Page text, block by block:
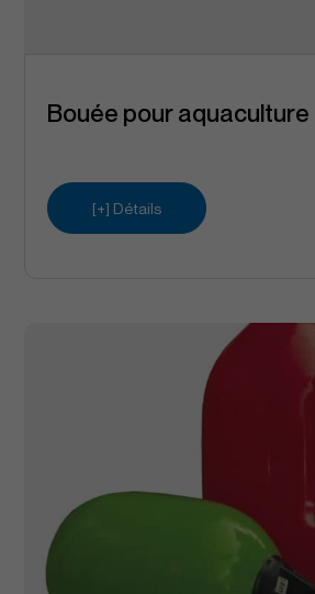
Bouée pour aquaculture
[+] Détails